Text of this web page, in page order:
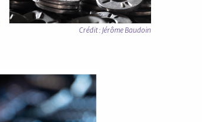
Crédit : Jérôme Baudoin